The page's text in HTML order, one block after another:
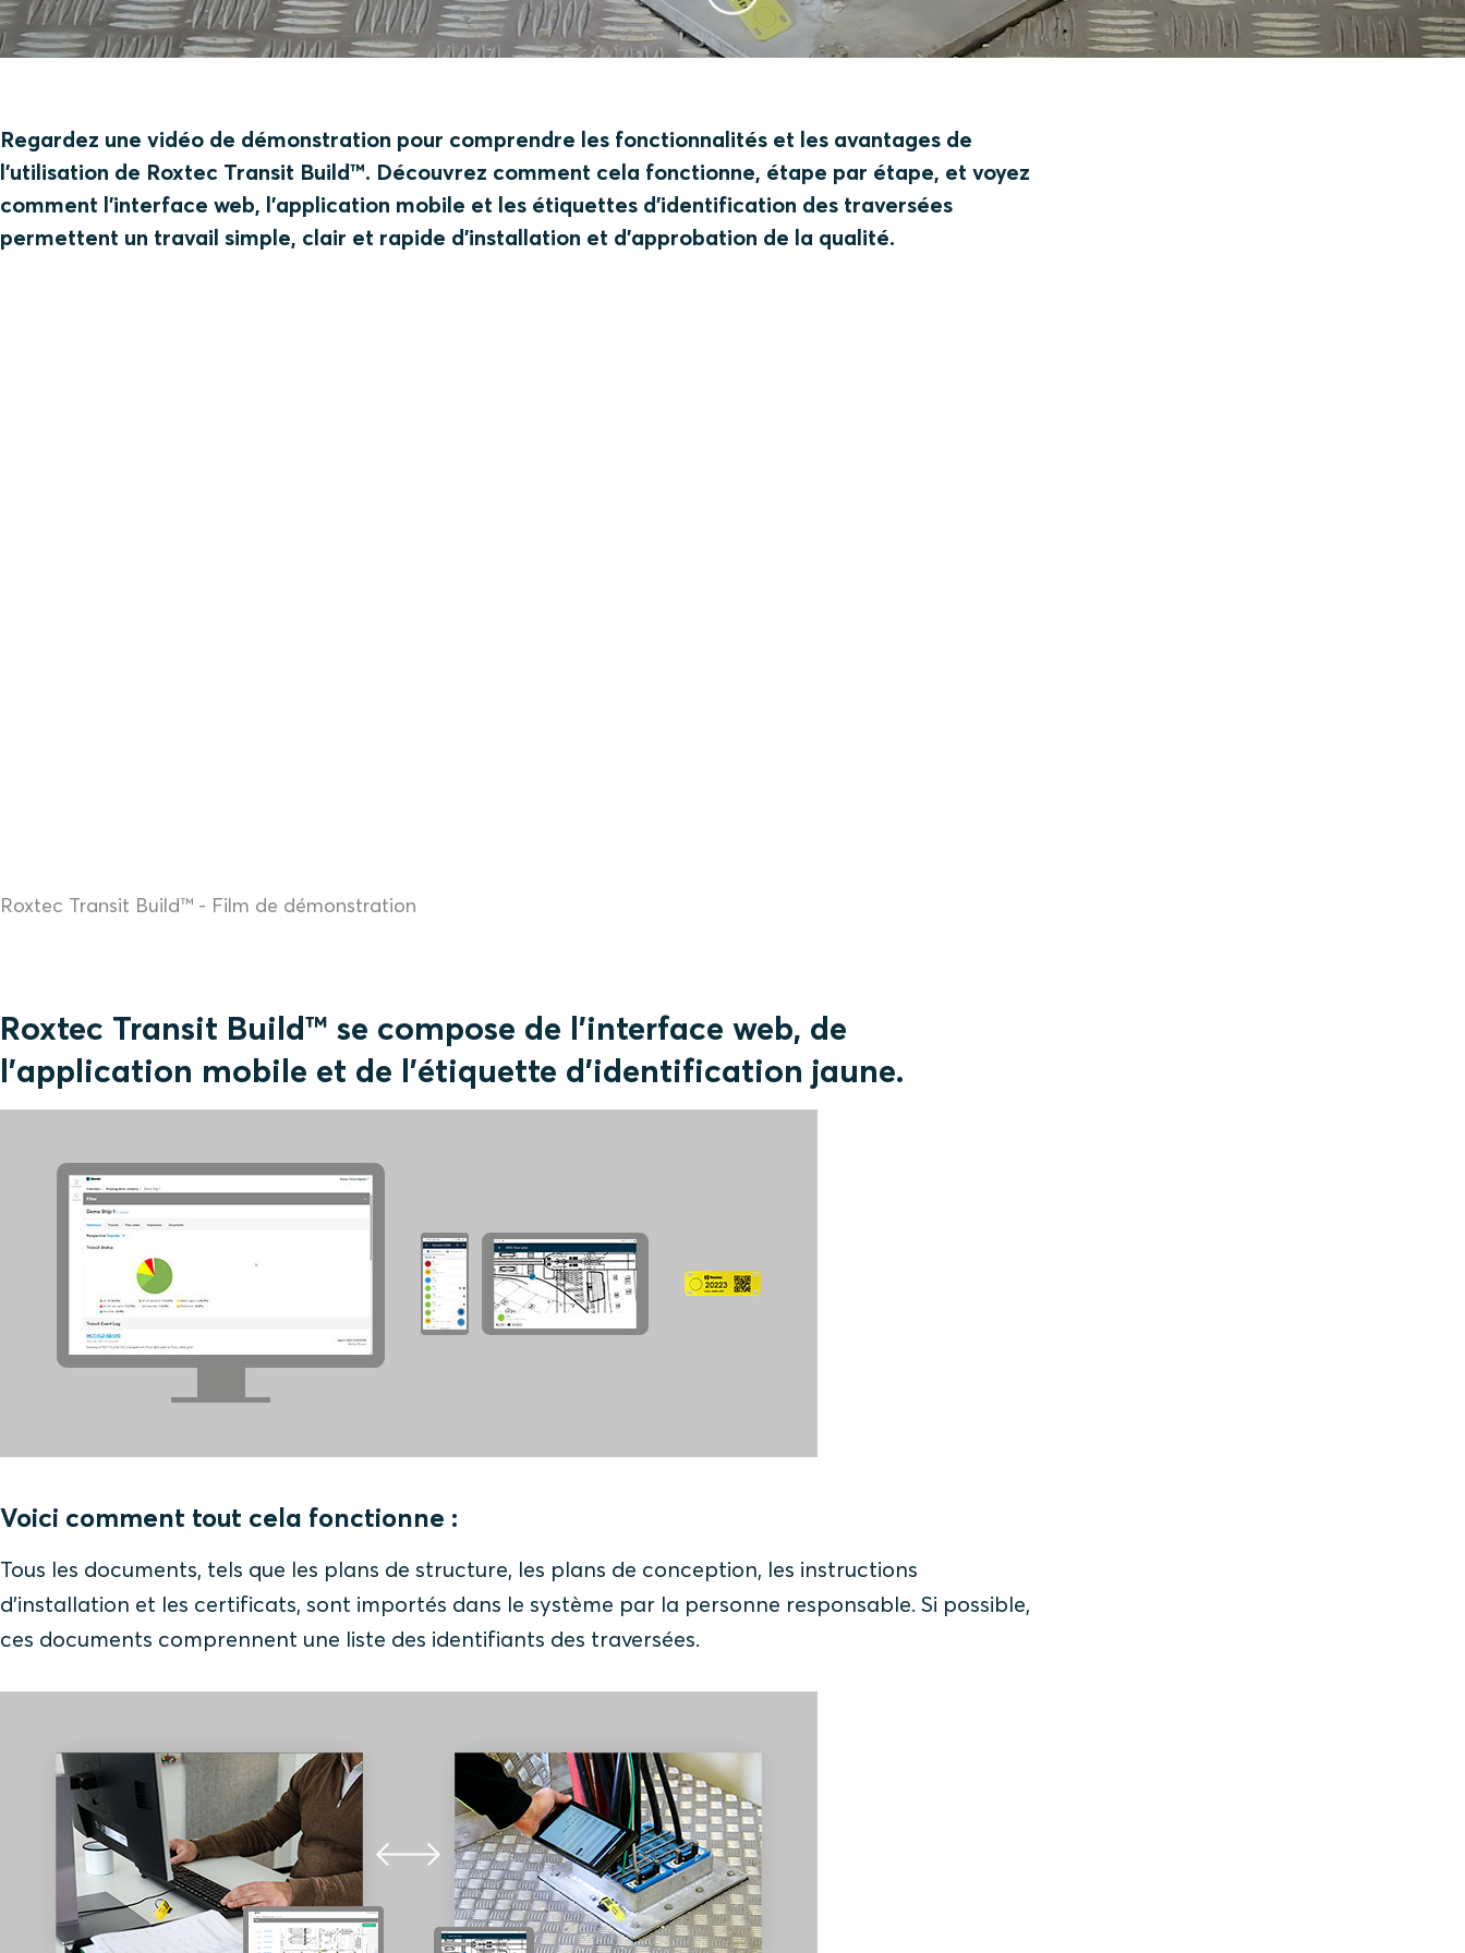
Regardez une vidéo de démonstration pour comprendre les fonctionnalités et les avantages de
l'utilisation de Roxtec Transit Build™. Découvrez comment cela fonctionne, étape par étape, et voyez
comment l'interface web, l'application mobile et les étiquettes d'identification des traversées
permettent un travail simple, clair et rapide d'installation et d'approbation de la qualité.
Roxtec Transit Build™ - Film de démonstration
Roxtec Transit Build™ se compose de l'interface web, de
l'application mobile et de l'étiquette d'identification jaune.
Voici comment tout cela fonctionne :
Tous les documents, tels que les plans de structure, les plans de conception, les instructions
d'installation et les certificats, sont importés dans le système par la personne responsable. Si possible,
ces documents comprennent une liste des identifiants des traversées.